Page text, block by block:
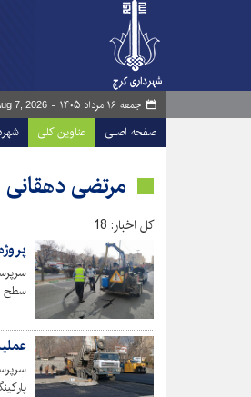
جمعه ۱۶ مرداد ۱۴۰۵ - 7, 2026
صفحه اصلی عناوین کلی
مرتضی دهقانی
کل اخبار: 18
سطح